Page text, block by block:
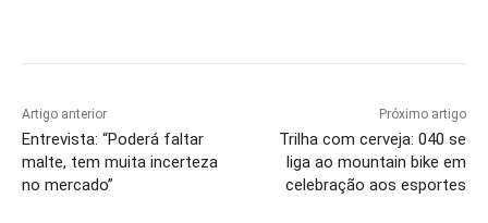
Artigo anterior
Entrevista: “Poderá faltar
malte, tem muita incerteza
no mercado”
Próximo artigo
Trilha com cerveja: 040 se
liga ao mountain bike em
celebração aos esportes